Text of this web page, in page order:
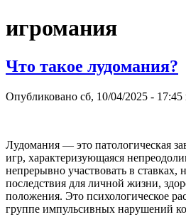
игромания
Что такое лудомания?
Опубликовано сб, 10/04/2025 - 17:45
Лудомания — это патологическая
игр, характеризующаяся
непрерывно участвовать в ставках,
последствия для личной жизни,
положения. Это психологическое
группе импульсивных нарушений